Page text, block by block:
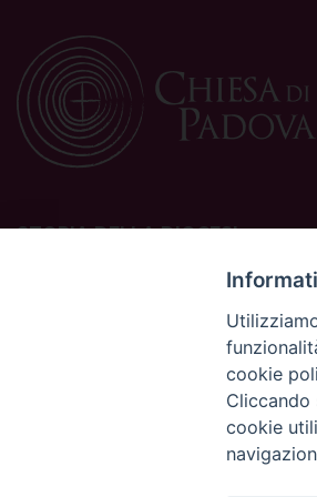
STORIA DELLA DIOCESI
La Diocesi di Padova è una sede della
alla Regione Ecclesiastica Triveneto.
È costituita da 454 parrocchie situate
Padova, Vicenza, Venezia, Treviso,
È retta dal vescovo Claudio Cipolla.
cookie
cookie